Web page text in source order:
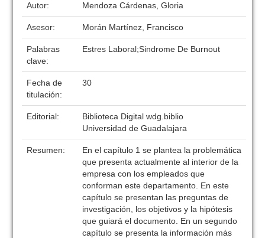
Autor: Mendoza Cárdenas, Gloria
Asesor: Morán Martínez, Francisco
Palabras
clave:
Estres Laboral;Sindrome De Burnout
Fecha de
titulación:
30
Editorial:
Biblioteca Digital wdg.biblio
Universidad de Guadalajara
Resumen:
En el capítulo 1 se plantea la problemática
que presenta actualmente al interior de la
empresa con los empleados que
conforman este departamento. En este
capítulo se presentan las preguntas de
investigación, los objetivos y la hipótesis
que guiará el documento. En un segundo
capítulo se presenta la información más